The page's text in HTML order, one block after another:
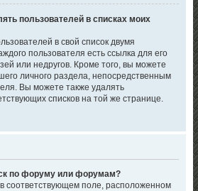
пользователей в списках моих
в свой список двумя
пользователя есть ссылка для его
или недругов. Кроме того, вы можете
личного раздела, непосредственным
Вы можете также удалять
списков на той же странице.
по форуму или форумам?
соответствующем поле, расположенном